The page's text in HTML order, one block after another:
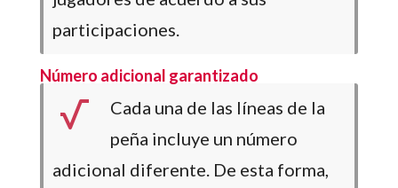
participaciones.
Número adicional garantizado
Cada una de las líneas de la
peña incluye un número
adicional diferente. De esta forma,